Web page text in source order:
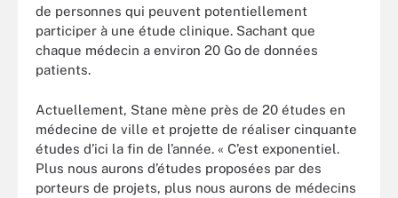
de personnes qui peuvent potentiellement
participer à une étude clinique. Sachant que
chaque médecin a environ 20 Go de données
patients.
Actuellement, Stane mène près de 20 études en
médecine de ville et projette de réaliser cinquante
études d’ici la fin de l’année. « C’est exponentiel.
Plus nous aurons d’études proposées par des
porteurs de projets, plus nous aurons de médecins